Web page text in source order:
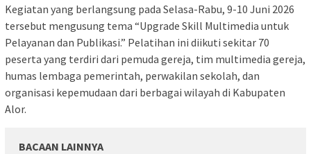
Kegiatan yang berlangsung pada Selasa-Rabu, 9-10 Juni 2026
tersebut mengusung tema “Upgrade Skill Multimedia untuk
Pelayanan dan Publikasi.” Pelatihan ini diikuti sekitar 70
peserta yang terdiri dari pemuda gereja, tim multimedia gereja,
humas lembaga pemerintah, perwakilan sekolah, dan
organisasi kepemudaan dari berbagai wilayah di Kabupaten
Alor.
BACAAN LAINNYA